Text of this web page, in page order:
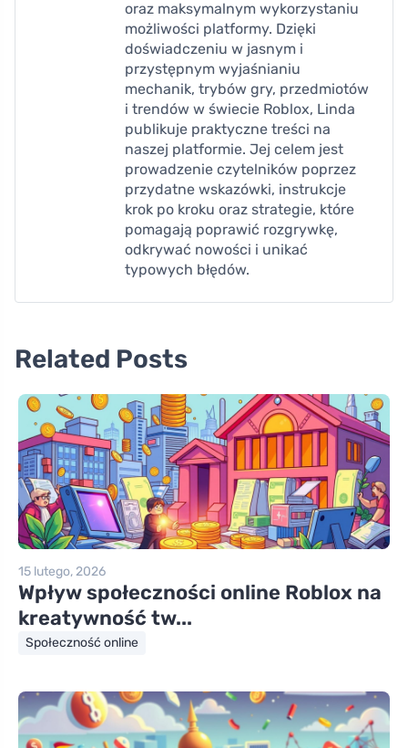
oraz maksymalnym wykorzystaniu
możliwości platformy. Dzięki
doświadczeniu w jasnym i
przystępnym wyjaśnianiu
mechanik, trybów gry, przedmiotów
i trendów w świecie Roblox, Linda
publikuje praktyczne treści na
naszej platformie. Jej celem jest
prowadzenie czytelników poprzez
przydatne wskazówki, instrukcje
krok po kroku oraz strategie, które
pomagają poprawić rozgrywkę,
odkrywać nowości i unikać
typowych błędów.
Related Posts
15 lutego, 2026
Wpływ społeczności online Roblox na
kreatywność tw...
Społeczność online